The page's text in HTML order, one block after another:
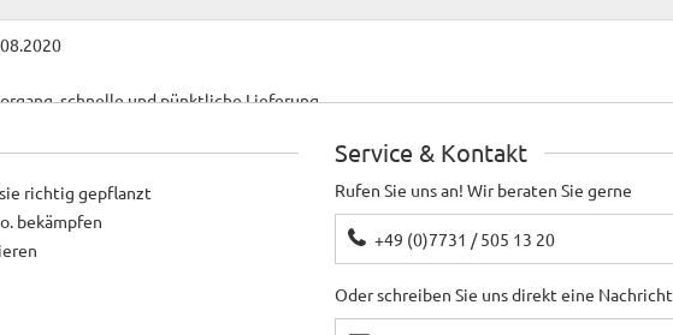
schnelle und pünktliche Lieferung
richtig gepflanzt
bekämpfen
Service & Kontakt
Rufen Sie uns an! Wir beraten Sie gerne
+49 (0)7731 / 505 13 20
Oder schreiben Sie uns direkt eine Nachricht